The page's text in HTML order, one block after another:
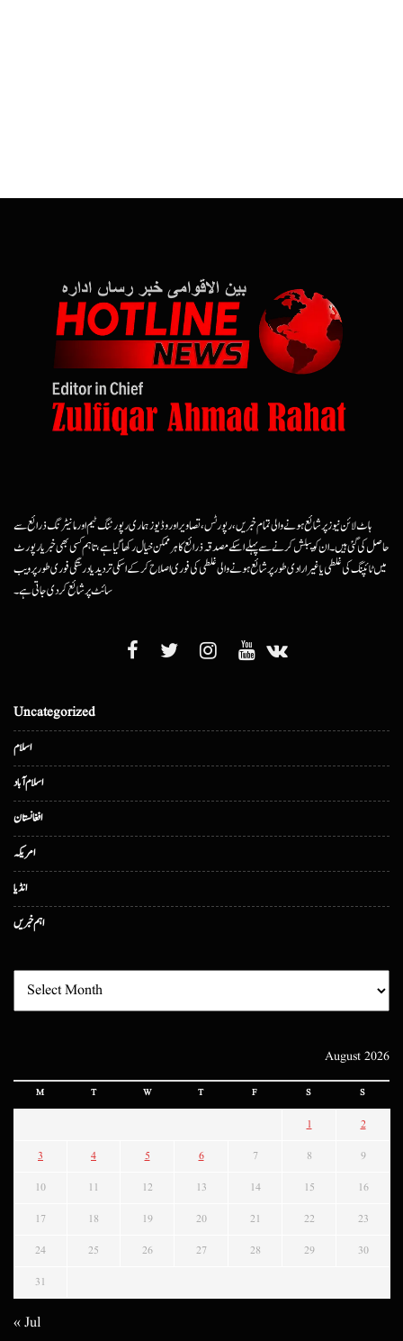
ہاٹ لائن نیوز پر شائع ہونے والی تمام خبریں، رپورٹس، تصاویر اور وڈیوز ہماری رپورٹنگ ٹیم اور مانیٹرنگ ذرائع سے
حاصل کی گئی ہیں۔ ان کو پبلش کرنے سے پہلے اسکے مصدقہ ذرائع کا ہرممکن خیال رکھا گیا ہے، تاہم کسی بھی خبر یا رپورٹ
میں ٹائپنگ کی غلطی یا غیرارادی طور پر شائع ہونے والی غلطی کی فوری اصلاح کرکے اسکی تردید یا درستگی فوری طور پر ویب
سائٹ پر شائع کردی جاتی ہے۔
Uncategorized
اسلام
اسلام آباد
افغانستان
امریکہ
انڈیا
اہم خبریں
August 2026
M T W T F S S
1 2
3 4 5 6 7 8 9
10 11 12 13 14 15 16
17 18 19 20 21 22 23
24 25 26 27 28 29 30
31
« Jul